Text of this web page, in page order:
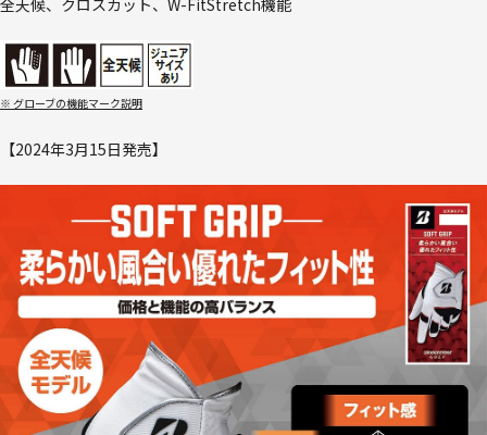
全天候、クロスカット、W-FitStretch機能
※ グローブの機能マーク説明
【2024年3月15日発売】